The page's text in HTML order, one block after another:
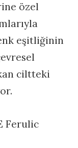
özel
eşitliğinin
ciltteki
Ferulic